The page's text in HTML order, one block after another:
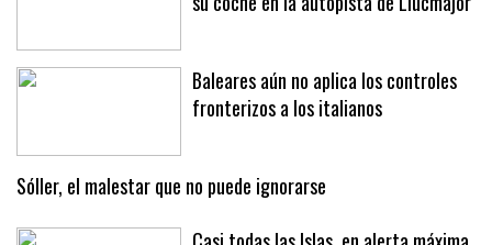
Un herido tras salirse de la vía y arder
Baleares aún no aplica los controles
Sóller, el malestar que no puede ignorarse